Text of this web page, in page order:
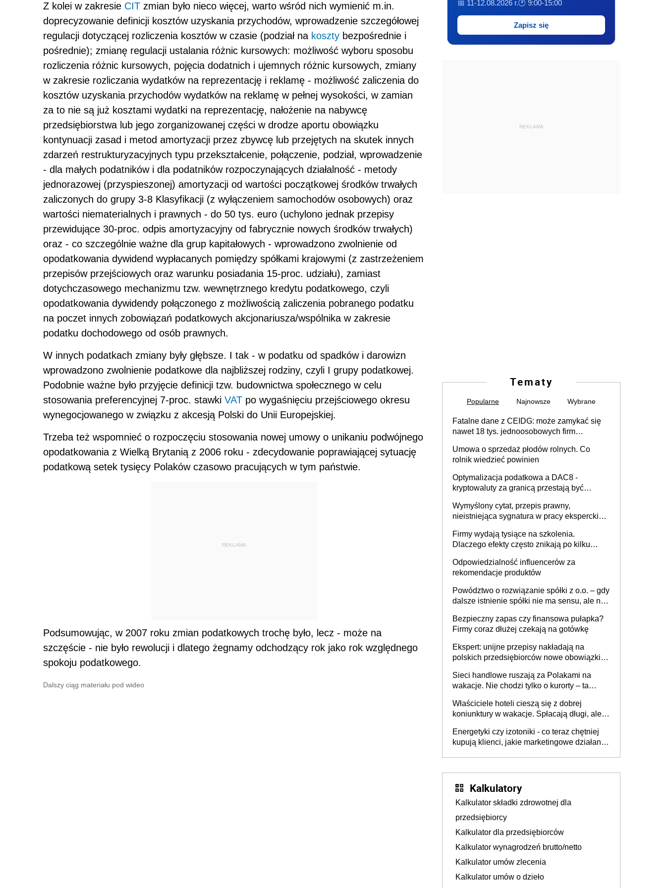
Z kolei w zakresie CIT zmian było nieco więcej, warto wśród nich wymienić m.in.
doprecyzowanie definicji kosztów uzyskania przychodów, wprowadzenie szczegółowej
regulacji dotyczącej rozliczenia kosztów w czasie (podział na koszty bezpośrednie i
pośrednie); zmianę regulacji ustalania różnic kursowych: możliwość wyboru sposobu
rozliczenia różnic kursowych, pojęcia dodatnich i ujemnych różnic kursowych, zmiany
w zakresie rozliczania wydatków na reprezentację i reklamę - możliwość zaliczenia do
kosztów uzyskania przychodów wydatków na reklamę w pełnej wysokości, w zamian
za to nie są już kosztami wydatki na reprezentację, nałożenie na nabywcę
przedsiębiorstwa lub jego zorganizowanej części w drodze aportu obowiązku
kontynuacji zasad i metod amortyzacji przez zbywcę lub przejętych na skutek innych
zdarzeń restrukturyzacyjnych typu przekształcenie, połączenie, podział, wprowadzenie
- dla małych podatników i dla podatników rozpoczynających działalność - metody
jednorazowej (przyspieszonej) amortyzacji od wartości początkowej środków trwałych
zaliczonych do grupy 3-8 Klasyfikacji (z wyłączeniem samochodów osobowych) oraz
wartości niematerialnych i prawnych - do 50 tys. euro (uchylono jednak przepisy
przewidujące 30-proc. odpis amortyzacyjny od fabrycznie nowych środków trwałych)
oraz - co szczególnie ważne dla grup kapitałowych - wprowadzono zwolnienie od
opodatkowania dywidend wypłacanych pomiędzy spółkami krajowymi (z zastrzeżeniem
przepisów przejściowych oraz warunku posiadania 15-proc. udziału), zamiast
dotychczasowego mechanizmu tzw. wewnętrznego kredytu podatkowego, czyli
opodatkowania dywidendy połączonego z możliwością zaliczenia pobranego podatku
na poczet innych zobowiązań podatkowych akcjonariusza/wspólnika w zakresie
podatku dochodowego od osób prawnych.
W innych podatkach zmiany były głębsze. I tak - w podatku od spadków i darowizn
wprowadzono zwolnienie podatkowe dla najbliższej rodziny, czyli I grupy podatkowej.
Podobnie ważne było przyjęcie definicji tzw. budownictwa społecznego w celu
stosowania preferencyjnej 7-proc. stawki VAT po wygaśnięciu przejściowego okresu
wynegocjowanego w związku z akcesją Polski do Unii Europejskiej.
Trzeba też wspomnieć o rozpoczęciu stosowania nowej umowy o unikaniu podwójnego
opodatkowania z Wielką Brytanią z 2006 roku - zdecydowanie poprawiającej sytuację
podatkową setek tysięcy Polaków czasowo pracujących w tym państwie.
REKLAMA
Podsumowując, w 2007 roku zmian podatkowych trochę było, lecz - może na
szczęście - nie było rewolucji i dlatego żegnamy odchodzący rok jako rok względnego
spokoju podatkowego.
Dalszy ciąg materiału pod wideo
📅 11-12.08.2026 r.🕐 9:00-15:00
Zapisz się
REKLAMA
Tematy
Popularne Najnowsze Wybrane
Fatalne dane z CEIDG: może zamykać się
nawet 18 tys. jednoosobowych firm
Umowa o sprzedaż płodów rolnych. Co
rolnik wiedzieć powinien
Optymalizacja podatkowa a DAC8 -
kryptowaluty za granicą przestają być
Wymyślony cytat, przepis prawny,
nieistniejąca sygnatura w pracy eksperckiej -
firmie
Firmy wydają tysiące na szkolenia.
Dlaczego efekty często znikają po kilku
Odpowiedzialność influencerów za
rekomendacje produktów
Powództwo o rozwiązanie spółki z o.o. – gdy
dalsze istnienie spółki nie ma sensu, ale nie
Bezpieczny zapas czy finansowa pułapka?
Firmy coraz dłużej czekają na gotówkę
Ekspert: unijne przepisy nakładają na
polskich przedsiębiorców nowe obowiązki w
Sieci handlowe ruszają za Polakami na
wakacje. Nie chodzi tylko o kurorty – ta
tam, gdzie wielu spędzi urlop po cichu
Właściciele hoteli cieszą się z dobrej
koniunktury w wakacje. Spłacają długi, ale
Energetyki czy izotoniki - co teraz chętniej
kupują klienci, jakie marketingowe działania
Kalkulatory
Kalkulator składki zdrowotnej dla
przedsiębiorcy
Kalkulator dla przedsiębiorców
Kalkulator wynagrodzeń brutto/netto
Kalkulator umów zlecenia
Kalkulator umów o dzieło